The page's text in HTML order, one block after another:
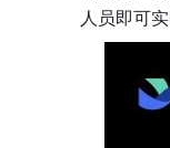
人员即可